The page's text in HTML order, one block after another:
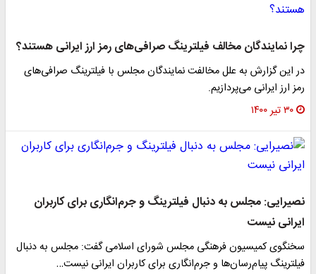
چرا نمایندگان مخالف فیلترینگ صرافی‌های رمز ارز ایرانی هستند؟
در این گزارش به علل مخالفت نمایندگان مجلس با فیلترینگ صرافی‌های
رمز ارز ایرانی می‌پردازیم.
۳۰ تیر ۱۴۰۰
نصیرایی: مجلس به دنبال فیلترینگ و جرم‌انگاری برای کاربران
ایرانی نیست
سخنگوی کمیسیون فرهنگی مجلس شورای اسلامی گفت: مجلس به دنبال
فیلترینگ پیام‌رسان‌ها و جرم‌انگاری برای کاربران ایرانی نیست…